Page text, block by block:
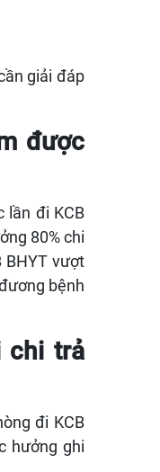
giải đáp
được
lần đi KCB
80% chi
BHYT vượt
bệnh
chi trả
đi KCB
hưởng ghi